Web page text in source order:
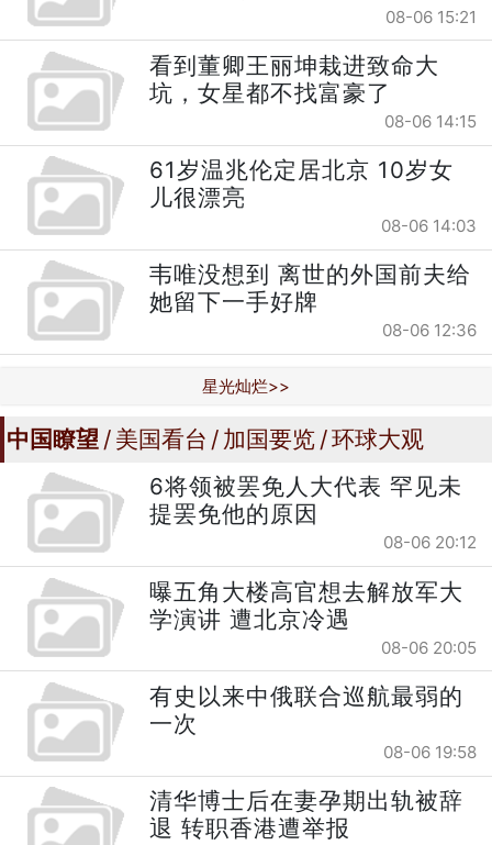
08-06 15:21
看到董卿王丽坤栽进致命大
坑，女星都不找富豪了
08-06 14:15
61岁温兆伦定居北京 10岁女
儿很漂亮
08-06 14:03
韦唯没想到 离世的外国前夫给
她留下一手好牌
08-06 12:36
星光灿烂>>
中国瞭望 美国看台 加国要览 环球大观
6将领被罢免人大代表 罕见未
提罢免他的原因
08-06 20:12
曝五角大楼高官想去解放军大
学演讲 遭北京冷遇
08-06 20:05
有史以来中俄联合巡航最弱的
一次
08-06 19:58
清华博士后在妻孕期出轨被辞
退 转职香港遭举报